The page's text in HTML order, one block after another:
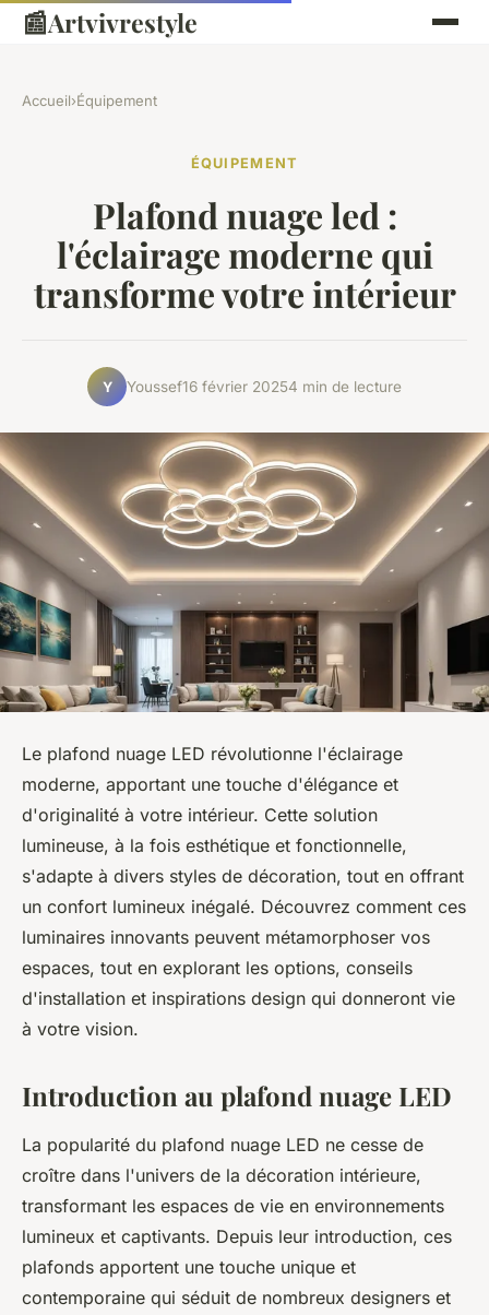
📰Artvivrestyle
Accueil›Équipement
ÉQUIPEMENT
Plafond nuage led :
l'éclairage moderne qui
transforme votre intérieur
Y Youssef16 février 20254 min de lecture
Le plafond nuage LED révolutionne l'éclairage
moderne, apportant une touche d'élégance et
d'originalité à votre intérieur. Cette solution
lumineuse, à la fois esthétique et fonctionnelle,
s'adapte à divers styles de décoration, tout en offrant
un confort lumineux inégalé. Découvrez comment ces
luminaires innovants peuvent métamorphoser vos
espaces, tout en explorant les options, conseils
d'installation et inspirations design qui donneront vie
à votre vision.
Introduction au plafond nuage LED
La popularité du plafond nuage LED ne cesse de
croître dans l'univers de la décoration intérieure,
transformant les espaces de vie en environnements
lumineux et captivants. Depuis leur introduction, ces
plafonds apportent une touche unique et
contemporaine qui séduit de nombreux designers et